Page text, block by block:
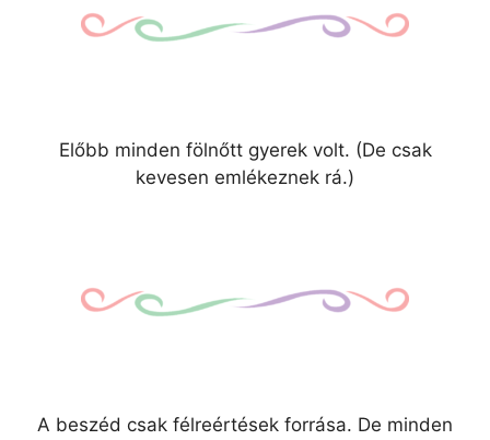
Előbb minden fölnőtt gyerek volt. (De csak
kevesen emlékeznek rá.)
A beszéd csak félreértések forrása. De minden